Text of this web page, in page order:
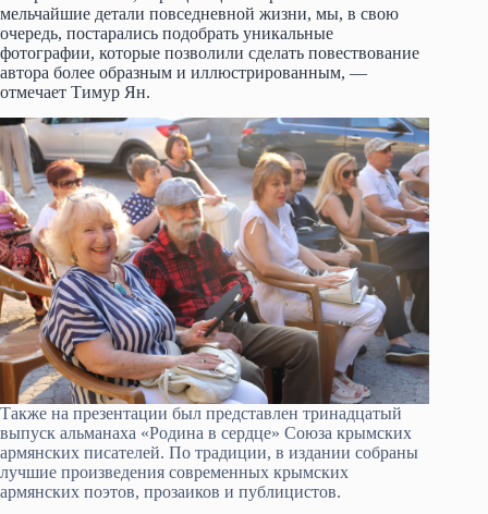
мельчайшие детали повседневной жизни, мы, в свою
очередь, постарались подобрать уникальные
фотографии, которые позволили сделать повествование
автора более образным и иллюстрированным, —
отмечает Тимур Ян.
Также на презентации был представлен тринадцатый
выпуск альманаха «Родина в сердце» Союза крымских
армянских писателей. По традиции, в издании собраны
лучшие произведения современных крымских
армянских поэтов, прозаиков и публицистов.